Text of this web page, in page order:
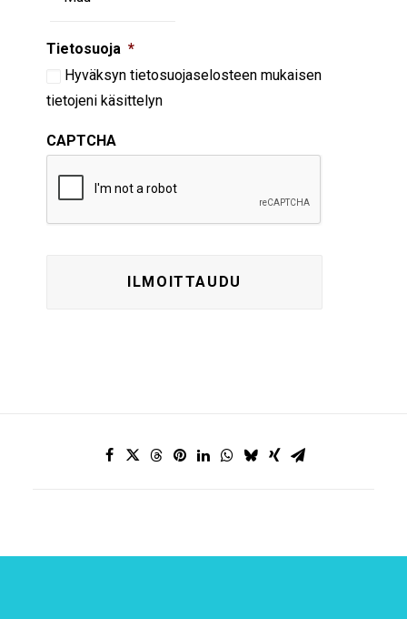
Tietosuoja *
Hyväksyn tietosuojaselosteen mukaisen
tietojeni käsittelyn
CAPTCHA